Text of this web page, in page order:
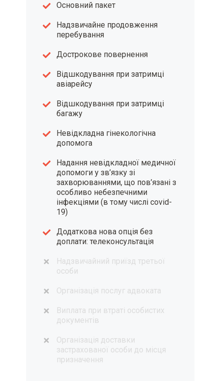
Основний пакет
Надзвичайне продовження
перебування
Дострокове повернення
Відшкодування при затримці
авіарейсу
Відшкодування при затримці
багажу
Невідкладна гінекологічна
допомога
Надання невідкладної медичної
допомоги у зв’язку зі
захворюваннями, що пов’язані з
особливо небезпечними
інфекціями (в тому числі covid-
19)
Додаткова нова опція без
доплати: телеконсультація
Надзвичайний приїзд третьої
особи
Організація послуг адвоката
Виплата при втраті особистих
документів
Організація доставки
застрахованої особи до місця
призначення